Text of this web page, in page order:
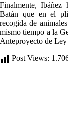
Finalmente, Ibáñez
Batán que en el
recogida de
mismo tiempo a la
Anteproyecto de Ley
Post Views: